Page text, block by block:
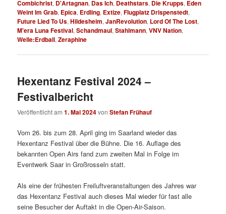
Combichrist, D'Artagnan, Das Ich, Deathstars, Die Krupps, Eden
Weint Im Grab, Epica, Erdling, Extize,Flugplatz Drispenstedt,
Future Lied To Us,Hildesheim,JanRevolution, Lord Of The Lost,
M'era Luna Festival,Schandmaul,Stahlmann,VNV Nation,
Welle:Erdball,Zeraphine
Hexentanz Festival 2024 –
Festivalbericht
Veröffentlicht am1. Mai 2024vonStefan Frühauf
Vom 26. bis zum 28. April ging im Saarland wieder das
Hexentanz Festival über die Bühne. Die 16. Auflage des
bekannten Open Airs fand zum zweiten Mal in Folge im
Eventwerk Saar in Großrosseln statt.
Als eine der frühesten Freiluftveranstaltungen des Jahres war
das Hexentanz Festival auch dieses Mal wieder für fast alle
seine Besucher der Auftakt in die Open-Air-Saison.